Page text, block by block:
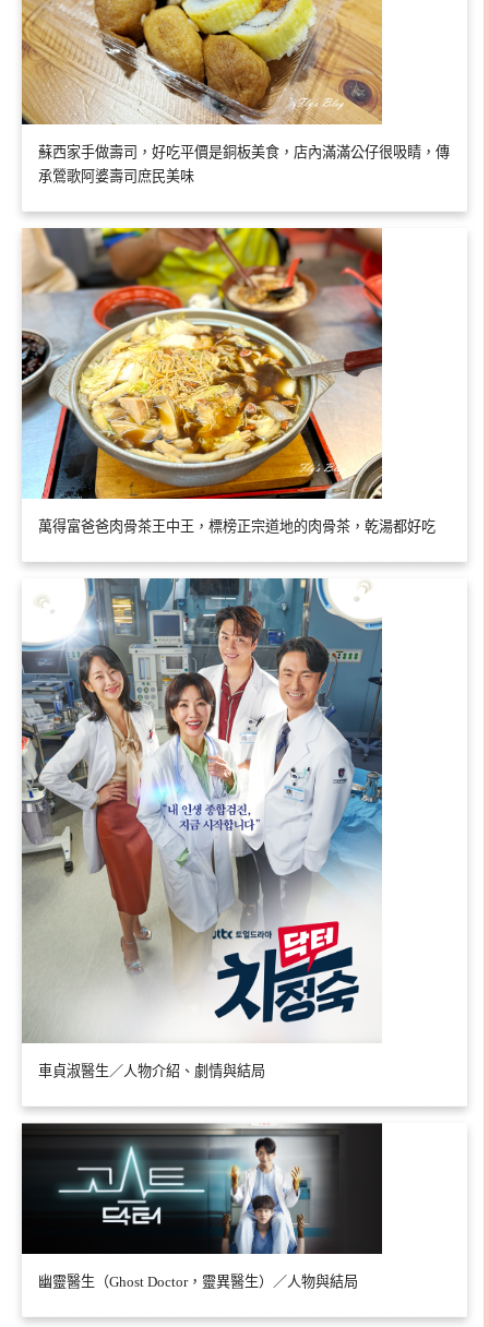
蘇西家手做壽司，好吃平價是銅板美食，店內滿滿公仔很吸睛，傳
承鶯歌阿婆壽司庶民美味
萬得富爸爸肉骨茶王中王，標榜正宗道地的肉骨茶，乾湯都好吃
車貞淑醫生／人物介紹、劇情與結局
幽靈醫生（Ghost Doctor，靈異醫生）／人物與結局